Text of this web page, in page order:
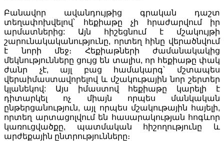
Բանավոր ավանդույթից գրական դաշտ
տեղափոխվելով՝ հեքիաթը չի հրաժարվում իր
արմատներից: Այն հիշեցնում է մշակույթի
շարունակականությունը, որտեղ հինը վերածնվում
է նորի մեջ։ Հեքիաթների ժամանակակից
մեկնությունները ցույց են տալիս, որ հեքիաթը փակ
ժանր չէ, այլ բաց համակարգ՝ մշտապես
վերաիմաստավորելով և մշակութային նոր շերտեր
կլանեկով: Այս իմաստով հեքիաթը կարելի է
դիտարկել ոչ միայն որպես մանկական
ընթերցանություն, այլ որպես մշակութային հայելի,
որտեղ արտացոլվում են հասարակության հոգևոր
կառուցվածքը, պատմական հիշողությունը և
արժեքային ընտրությունները։